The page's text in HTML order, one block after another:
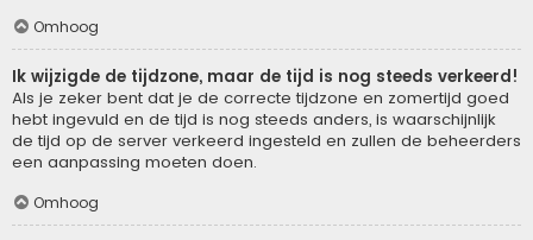
Omhoog
Ik wijzigde de tijdzone, maar de tijd is nog steeds verkeerd!
Als je zeker bent dat je de correcte tijdzone en zomertijd goed
hebt ingevuld en de tijd is nog steeds anders, is waarschijnlijk
de tijd op de server verkeerd ingesteld en zullen de beheerders
een aanpassing moeten doen.
Omhoog